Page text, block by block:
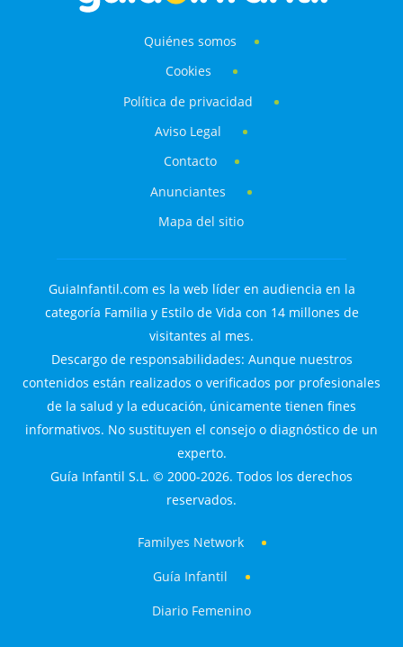
Quiénes somos
Cookies
Política de privacidad
Aviso Legal
Contacto
Anunciantes
Mapa del sitio
GuiaInfantil.com es la web líder en audiencia en la
categoría Familia y Estilo de Vida con 14 millones de
visitantes al mes.
Descargo de responsabilidades: Aunque nuestros
contenidos están realizados o verificados por profesionales
de la salud y la educación, únicamente tienen fines
informativos. No sustituyen el consejo o diagnóstico de un
experto.
Guía Infantil S.L. © 2000-2026. Todos los derechos
reservados.
Familyes Network
Guía Infantil
Diario Femenino